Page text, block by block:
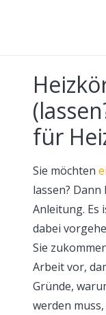
für
Sie möchten
lassen?
Anleitung. Es
dabei
Sie
Arbeit vor,
Gründe,
werden